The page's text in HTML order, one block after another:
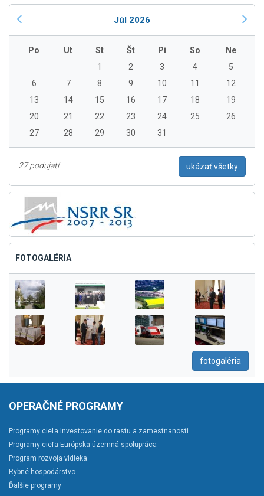
Júl 2026
Po Ut St Št Pi So
Ne
1
2 3 4
5
6
7 8 9 10 11
12
13
14 15 16 17 18
19
20
21 22 23 24 25
26
27
28 29 30 31
27 podujatí ukázať všetky
FOTOGALÉRIA
fotogaléria
OPERAČNÉ PROGRAMY
Programy cieľa Investovanie do rastu a zamestnanosti
Programy cieľa Európska územná spolupráca
Program rozvoja vidieka
Rybné hospodárstvo
Ďalšie programy